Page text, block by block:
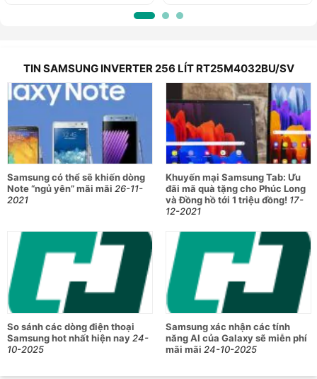
TIN SAMSUNG INVERTER 256 LÍT RT25M4032BU/SV
Samsung có thể sẽ khiến dòng
Note “ngủ yên” mãi mãi 26-11-
2021
Khuyến mại Samsung Tab: Ưu
đãi mã quà tặng cho Phúc Long
và Đồng hồ tới 1 triệu đồng! 17-
12-2021
So sánh các dòng điện thoại
Samsung hot nhất hiện nay24-
10-2025
Samsung xác nhận các tính
năng AI của Galaxy sẽ miễn phí
mãi mãi 24-10-2025